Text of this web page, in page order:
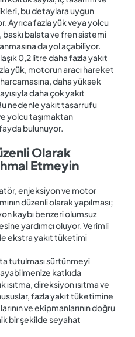
bu detaylara uygun
Ayrıca fazla yük veya yolcu
baskı balata ve fren sistemi
da yol açabiliyor.
0,2 litre daha fazla yakıt
yük, motorun aracı hareket
daha yüksek
daha çok yakıt
nedenle yakıt tasarrufu
yolcu taşımaktan
bulunuyor.
Olarak
Etmeyin
enjeksiyon ve motor
düzenli olarak yapılması;
kaybı benzeri olumsuz
yardımcı oluyor. Verimli
ekstra yakıt tüketimi
tutulması sürtünmeyi
katkıda
direksiyon ısıtma ve
fazla yakıt tüketimine
ve ekipmanlarının doğru
bir şekilde seyahat